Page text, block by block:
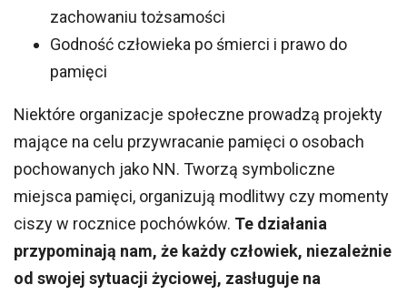
zachowaniu tożsamości
Godność człowieka po śmierci i prawo do
pamięci
Niektóre organizacje społeczne prowadzą projekty
mające na celu przywracanie pamięci o osobach
pochowanych jako NN. Tworzą symboliczne
miejsca pamięci, organizują modlitwy czy momenty
ciszy w rocznice pochówków. Te działania
przypominają nam, że każdy człowiek, niezależnie
od swojej sytuacji życiowej, zasługuje na